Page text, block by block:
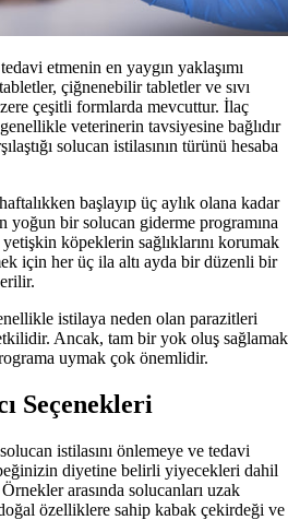
etmenin en yaygın yaklaşımı
çiğnenebilir tabletler ve sıvı
çeşitli formlarda mevcuttur. İlaç
veterinerin tavsiyesine bağlıdır
solucan istilasının türünü hesaba
başlayıp üç aylık olana kadar
yoğun bir solucan giderme programına
köpeklerin sağlıklarını korumak
için her üç ila altı ayda bir düzenli bir
istilaya neden olan parazitleri
Ancak, tam bir yok oluş sağlamak
uymak çok önemlidir.
Seçenekleri
istilasını önlemeye ve tedavi
diyetine belirli yiyecekleri dahil
arasında solucanları uzak
özelliklere sahip kabak çekirdeği ve